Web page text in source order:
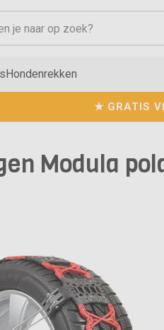
★ GRATIS
Hondenrekken
Modula